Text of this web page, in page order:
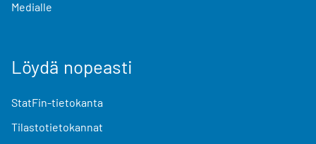
Medialle
Löydä nopeasti
StatFin-tietokanta
Tilastotietokannat